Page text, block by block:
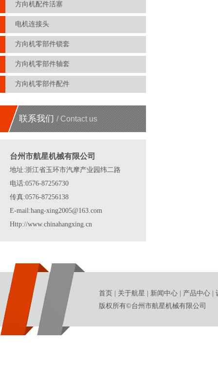
方向机配件活塞
电机连接头
方向机零部件锁套
方向机零部件轴套
方向机零部件配件
联系我们 / Contact us
台州市航星机械有限公司
地址:浙江省玉环市汽摩产业园纬二路
电话:0576-87256730
传真:0576-87256138
E-mail:hang-xing2005@163.com
Http://www.chinahangxing.cn
首页 关于航星 新闻中心 产品中心
版权所有©台州市航星机械有限